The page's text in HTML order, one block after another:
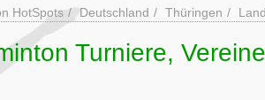
HotSpots Deutschland Thüringen
Turniere,